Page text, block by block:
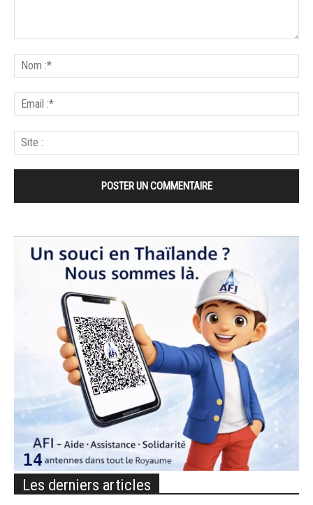
Les derniers articles